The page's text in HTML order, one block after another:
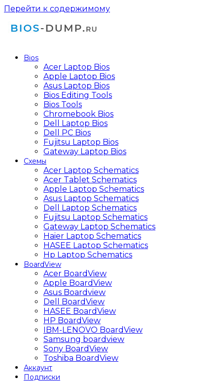
Перейти к содержимому
Bios
Acer Laptop Bios
Apple Laptop Bios
Asus Laptop Bios
Bios Editing Tools
Bios Tools
Chromebook Bios
Dell Laptop Bios
Dell PC Bios
Fujitsu Laptop Bios
Gateway Laptop Bios
Схемы
Acer Laptop Schematics
Acer Tablet Schematics
Apple Laptop Schematics
Asus Laptop Schematics
Dell Laptop Schematics
Fujitsu Laptop Schematics
Gateway Laptop Schematics
Haier Laptop Schematics
HASEE Laptop Schematics
Hp Laptop Schematics
BoardView
Acer BoardView
Apple BoardView
Asus Boardview
Dell BoardView
HASEE BoardView
HP BoardView
IBM-LENOVO BoardView
Samsung boardview
Sony BoardView
Toshiba BoardView
Аккаунт
Подписки